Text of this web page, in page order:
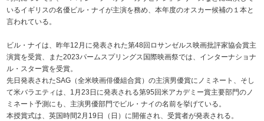
いるイギリスの名優ビル・ナイが主演を務め、本年度のオスカー候補の１本と
言われている。
ビル・ナイは、昨年12月に発表された第48回ロサンゼルス映画批評家協会賞主
演賞を受賞、また2023パームスプリングス国際映画祭では、インターナショナ
ル・スター賞を受賞。
先日発表されたSAG（全米映画俳優組合賞）の主演男優賞にノミネート、そし
て米バラエティは、1月23日に発表される第95回米アカデミー賞主要部門のノ
ミネート予測にも、主演男優部門でビル・ナイの名前を挙げている。
本授賞式は、英国時間2月19日（日）に開催され、受賞者が発表される。